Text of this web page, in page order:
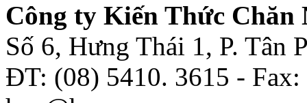
Công ty Kiến Thức Chăn
Số 6, Hưng Thái 1, P. Tân
ĐT: (08) 5410. 3615 -